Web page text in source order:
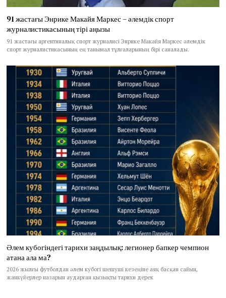
91 жастағы Энрике Макайя Маркес – әлемдік спорт
журналистикасының тірі аңызы
91 жастағы аргентиналық спорт журналисі Энрике Макайя Маркес әлемдік
спорт журналистикасының ең танымал тұлғаларының бірі саналады.
Әлем кубогіндегі тарихи заңдылық: легионер бапкер чемпион
атана ала ма?
2026 жылғы футболдан әлем кубогі шешуші кезеңіне аяқ басқан сайын,
жанкүйерлер назарын аударған қызықты тарихи дерек